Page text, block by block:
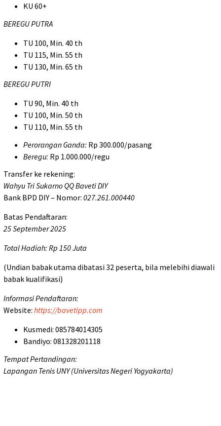
KU 60+
BEREGU PUTRA
TU 100, Min. 40 th
TU 115, Min. 55 th
TU 130, Min. 65 th
BEREGU PUTRI
TU 90, Min. 40 th
TU 100, Min. 50 th
TU 110, Min. 55 th
Perorangan Ganda: Rp 300.000/pasang
Beregu: Rp 1.000.000/regu
Transfer ke rekening:
Wahyu Tri Sukarno QQ Baveti DIY
Bank BPD DIY – Nomor: 027.261.000440
Batas Pendaftaran:
25 September 2025
Total Hadiah: Rp 150 Juta
(Undian babak utama dibatasi 32 peserta, bila melebihi diawali
babak kualifikasi)
Informasi Pendaftaran:
Website: https://bavetipp.com
Kusmedi: 085784014305
Bandiyo: 081328201118
Tempat Pertandingan:
Lapangan Tenis UNY (Universitas Negeri Yogyakarta)